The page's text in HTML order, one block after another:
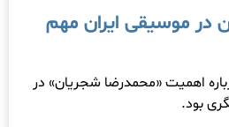
در موسیقی ایران مهم
اهمیت «محمدرضا شجریان» در
بود.